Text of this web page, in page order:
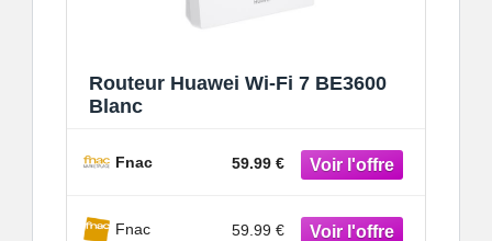
Routeur Huawei Wi-Fi 7 BE3600
Blanc
Fnac 59.99 €
Fnac 59.99 €